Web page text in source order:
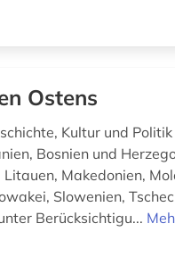
Ostens
Kultur und
Bosnien und
Makedonien,
Slowenien,
Berücksichtigu...